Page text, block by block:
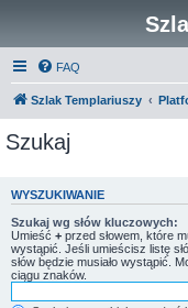
FAQ
Szlak Templariuszy
Szukaj
WYSZUKIWANIE
Szukaj wg słów kluczowych:
Umieść + przed słowem, które
wystąpić. Jeśli umieścisz listę
słów będzie musiało wystąpić.
ciągu znaków.